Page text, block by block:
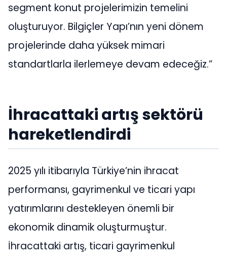
segment konut projelerimizin temelini
oluşturuyor. Bilgiçler Yapı’nın yeni dönem
projelerinde daha yüksek mimari
standartlarla ilerlemeye devam edeceğiz.”
İhracattaki artış sektörü
hareketlendirdi
2025 yılı itibarıyla Türkiye’nin ihracat
performansı, gayrimenkul ve ticari yapı
yatırımlarını destekleyen önemli bir
ekonomik dinamik oluşturmuştur.
İhracattaki artış, ticari gayrimenkul